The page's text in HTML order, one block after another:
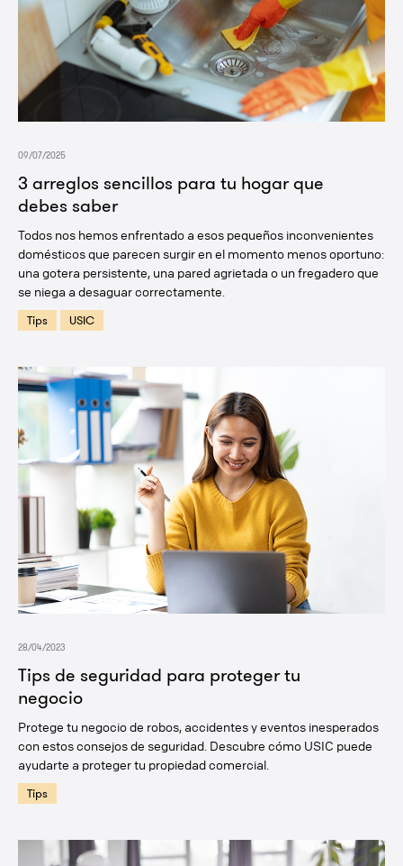
3 arreglos sencillos para tu hogar que
debes saber
09/07/2025
Todos nos hemos enfrentado a esos pequeños inconvenientes
domésticos que parecen surgir en el momento menos oportuno:
una gotera persistente, una pared agrietada o un fregadero que
se niega a desaguar correctamente.
Tips USIC
Tips de seguridad para proteger tu
negocio
28/04/2023
Protege tu negocio de robos, accidentes y eventos inesperados
con estos consejos de seguridad. Descubre cómo USIC puede
ayudarte a proteger tu propiedad comercial.
Tips